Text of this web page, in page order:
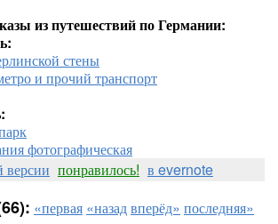
из путешествий по Германии:
стены
и прочий транспорт
фотографическая
версии понравилось! в evernote
«первая «назадвперёд» последняя»